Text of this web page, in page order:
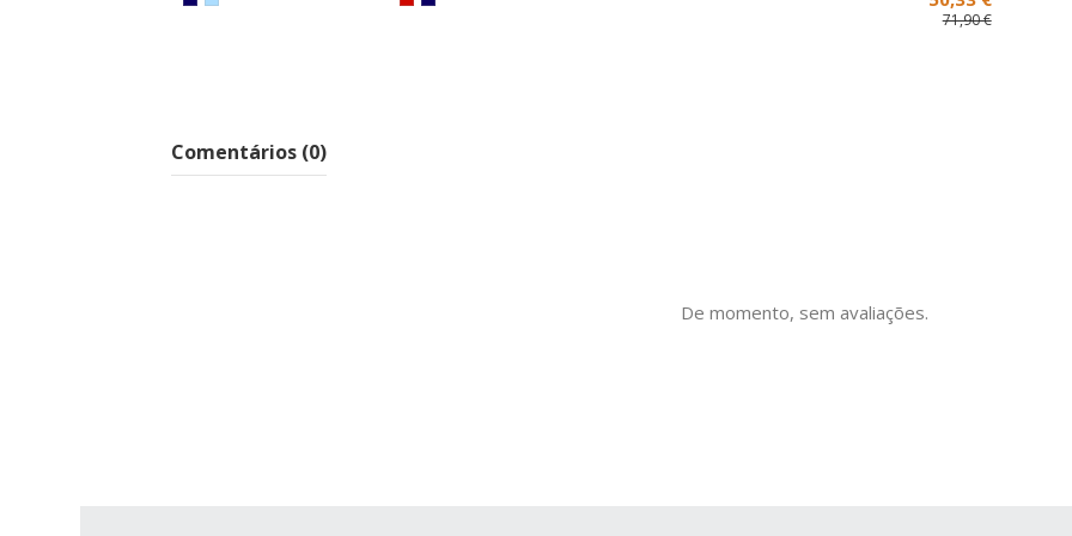
Ruiz De
ARP
71,90 €
Comentários (0)
De momento, sem avaliações.